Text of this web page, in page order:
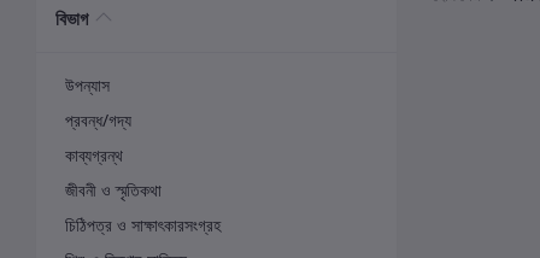
বিভাগ
উপন্যাস
প্রবন্ধ/গদ্য
কাব্যগ্রন্থ
জীবনী ও স্মৃতিকথা
চিঠিপত্র ও সাক্ষাৎকারসংগ্রহ